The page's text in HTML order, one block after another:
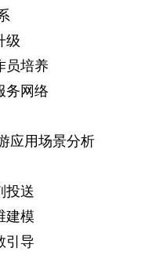
级
员培养
务网络
应用场景分析
投送
建模
引导